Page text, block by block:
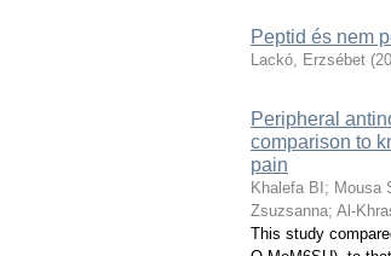
Peptid és nem
Lackó, Erzsébet (
Peripheral
comparison to
pain
Khalefa BI ; Mousa
Zsuzsanna; Al-
This study